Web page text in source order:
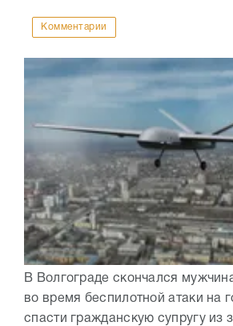
Комментарии
В Волгограде скончался
во время беспилотной атаки на
спасти гражданскую супругу из